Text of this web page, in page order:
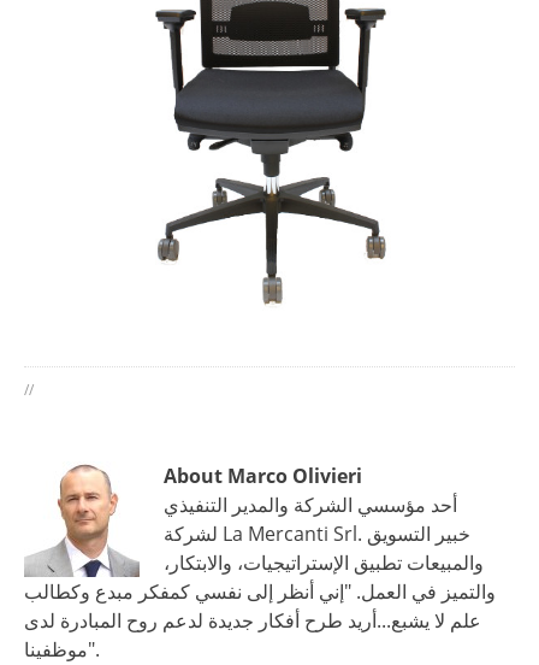
//
About Marco Olivieri
أحد مؤسسي الشركة والمدير التنفيذي
لشركة La Mercanti Srl. خبير التسويق
والمبيعات تطبيق الإستراتيجيات، والابتكار،
والتميز في العمل. "إني أنظر إلى نفسي كمفكر مبدع وكطالب
علم لا يشبع...أريد طرح أفكار جديدة لدعم روح المبادرة لدى
موظفينا".